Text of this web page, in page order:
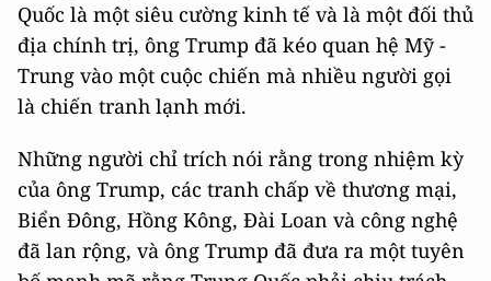
Quốc là một siêu cường kinh tế và là một đối thủ
địa chính trị, ông Trump đã kéo quan hệ Mỹ -
Trung vào một cuộc chiến mà nhiều người gọi
là chiến tranh lạnh mới.
Những người chỉ trích nói rằng trong nhiệm kỳ
của ông Trump, các tranh chấp về thương mại,
Biển Đông, Hồng Kông, Đài Loan và công nghệ
đã lan rộng, và ông Trump đã đưa ra một tuyên